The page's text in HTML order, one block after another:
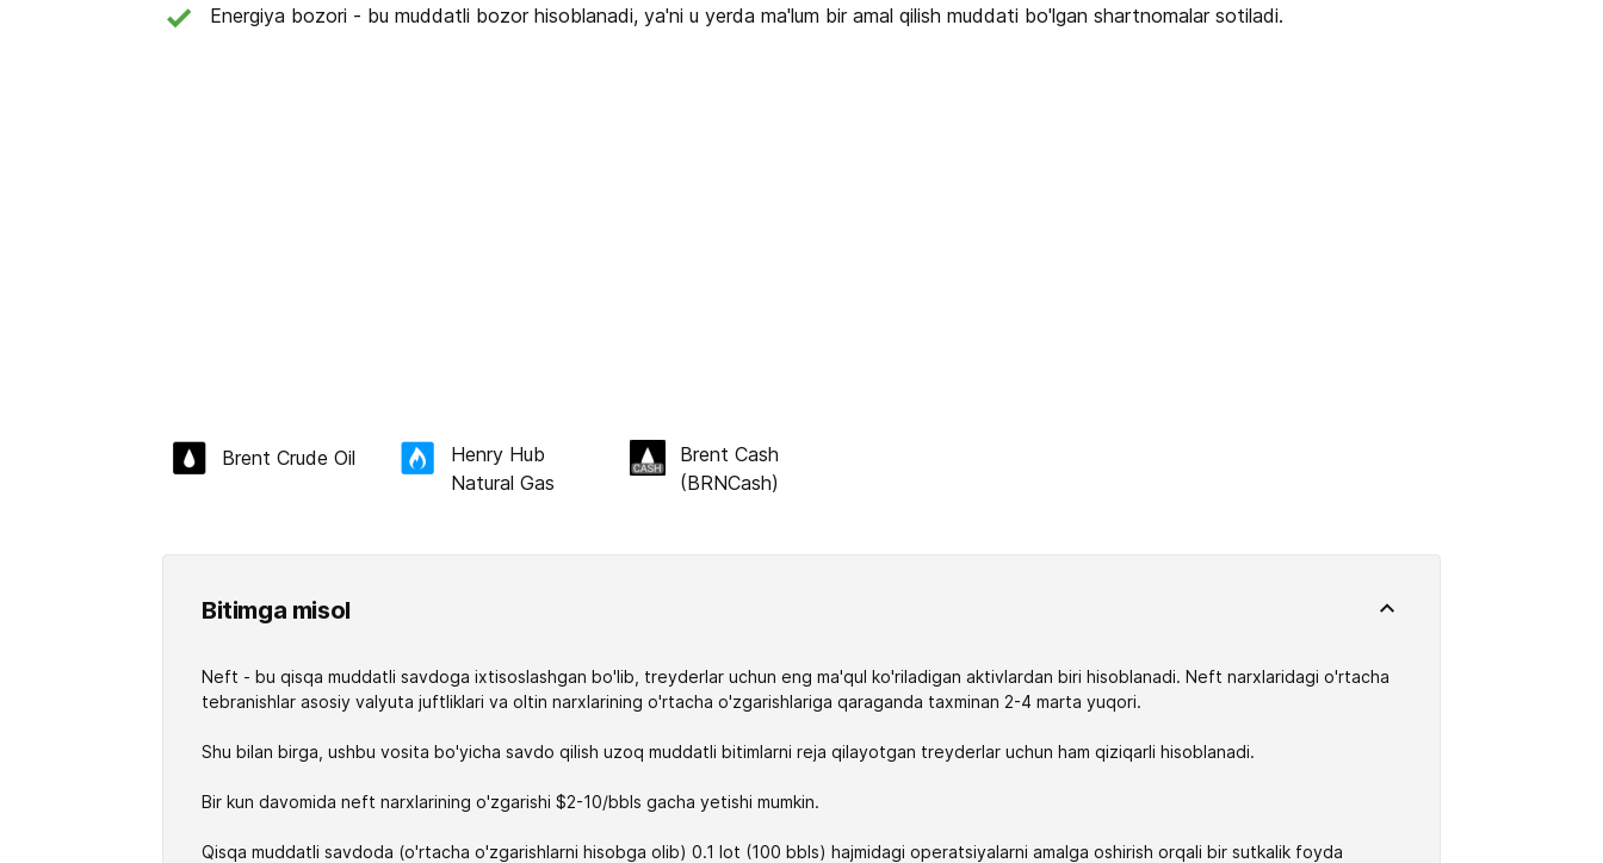
Energiya bozori - bu muddatli bozor hisoblanadi, ya'ni u yerda ma'lum bir amal qilish muddati bo'lgan shartnomalar sotiladi.
Brent Crude Oil
Henry Hub
Natural Gas
Brent Cash
(BRNCash)
Bitimga misol
Neft - bu qisqa muddatli savdoga ixtisoslashgan bo'lib, treyderlar uchun eng ma'qul ko'riladigan aktivlardan biri hisoblanadi. Neft narxlaridagi o'rtacha
tebranishlar asosiy valyuta juftliklari va oltin narxlarining o'rtacha o'zgarishlariga qaraganda taxminan 2-4 marta yuqori.
Shu bilan birga, ushbu vosita bo'yicha savdo qilish uzoq muddatli bitimlarni reja qilayotgan treyderlar uchun ham qiziqarli hisoblanadi.
Bir kun davomida neft narxlarining o'zgarishi $2-10/bbls gacha yetishi mumkin.
Qisqa muddatli savdoda (o'rtacha o'zgarishlarni hisobga olib) 0.1 lot (100 bbls) hajmidagi operatsiyalarni amalga oshirish orqali bir sutkalik foyda